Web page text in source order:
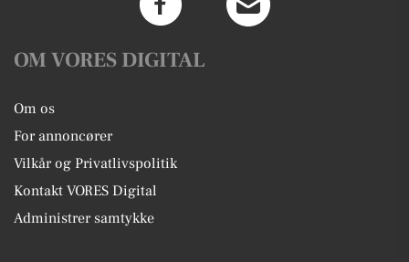
OM VORES DIGITAL
Om os
For annoncører
Vilkår og Privatlivspolitik
Kontakt VORES Digital
Administrer samtykke